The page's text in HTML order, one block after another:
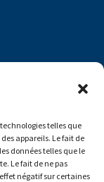
telles que
appareils. Le fait de
données telles que le
Le fait de ne pas
négatif sur certaines
and